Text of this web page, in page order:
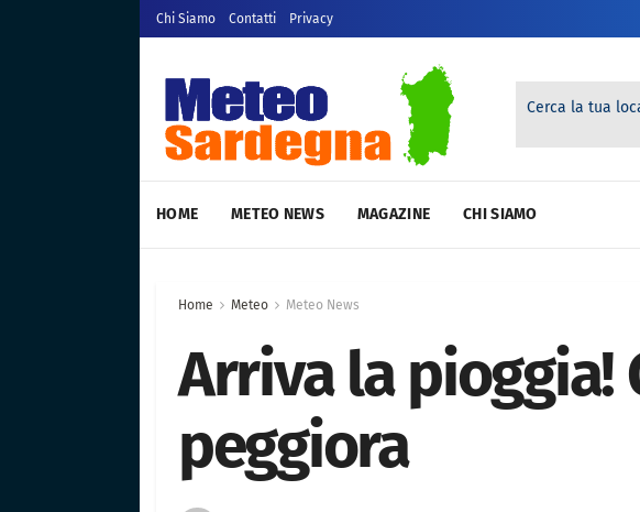
Chi Siamo Contatti Privacy
Cerca la tua
HOME METEO NEWS MAGAZINE CHI SIAMO
Home Meteo Meteo News
Arriva la pioggia!
peggiora